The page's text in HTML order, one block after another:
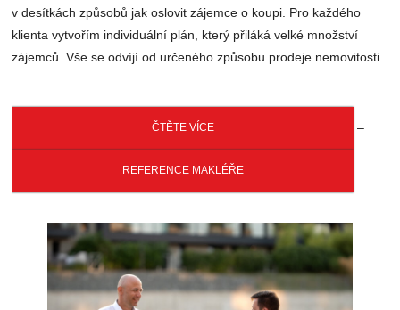
v desítkách způsobů jak oslovit zájemce o koupi. Pro každého
klienta vytvořím individuální plán, který přiláká velké množství
zájemců. Vše se odvíjí od určeného způsobu prodeje nemovitosti.
ČTĚTE VÍCE –
REFERENCE MAKLÉŘE